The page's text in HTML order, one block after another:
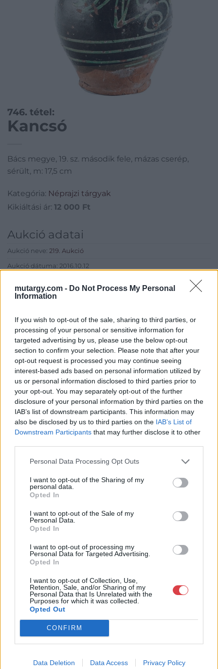
mutargy.com - Do Not Process My Personal
Information
If you wish to opt-out of the sale, sharing to third parties, or
processing of your personal or sensitive information for
targeted advertising by us, please use the below opt-out
section to confirm your selection. Please note that after your
opt-out request is processed you may continue seeing
interest-based ads based on personal information utilized by
us or personal information disclosed to third parties prior to
your opt-out. You may separately opt-out of the further
disclosure of your personal information by third parties on the
IAB’s list of downstream participants. This information may
also be disclosed by us to third parties on the IAB’s List of
Downstream Participants that may further disclose it to other
Personal Data Processing Opt Outs
I want to opt-out of the Sharing of my
personal data.
Opted In
I want to opt-out of the Sale of my
Personal Data.
Opted In
I want to opt-out of processing my
Personal Data for Targeted Advertising.
Opted In
I want to opt-out of Collection, Use,
Retention, Sale, and/or Sharing of my
Personal Data that Is Unrelated with the
Purposes for which it was collected.
Opted Out
CONFIRM
Data Deletion Data Access Privacy Policy
746. tétel:
Kancsó
Bács megye, 19. sz. második fele, mázas cserép,
sérült, m: 17,5 cm
Kategória: Néprajzi tárgyak
Kikiáltási ár: 12 000 Ft
Aukció adatai
Aukció neve: 219. Aukció
Aukció dátuma: 2016.10.12
Aukció helye: Budapest, Balaton utca 8.
Eladó adatai
Eladó:Nagyházi Galéria és
Aukciósház
Cím: Müller Márta
Nagyházi Galéria és Aukciósház
Kft.
1055 Budapest, Balaton utca 8.
Telefon: +361 475 6000 +361
4756005
http://www.nagyhazi.hu
Bemutatkozás: Magas színvonalú festmények és műtárgyak,
bútorok, szőnyegek, üveg, porcelán és ezüst tárgyak, ékszerek,
néprajzi tárgyak értékesítése és aukcionálása. Hagyatékok és
a tárgyfelvétel folyamatos.
KAPCSOLÓDÓ MŰTÁRGYAK